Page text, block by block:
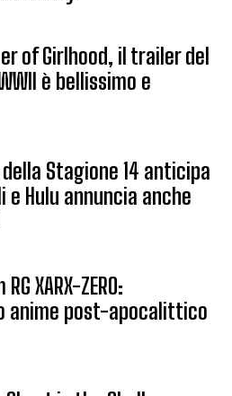
of Girlhood, il trailer del
è bellissimo e
Stagione 14 anticipa
Hulu annuncia anche
XARX-ZERO:
anime post-apocalittico